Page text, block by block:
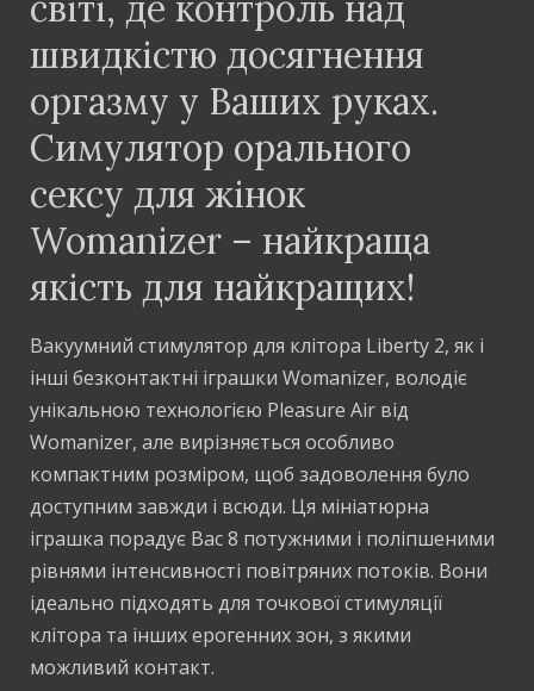
швидкістю досягнення
оргазму у Ваших руках.
Симулятор орального
сексу для жінок
Womanizer – найкраща
якість для найкращих!
Вакуумний стимулятор для клітора Liberty 2, як і
інші безконтактні іграшки Womanizer, володіє
унікальною технологією Pleasure Air від
Womanizer, але вирізняється особливо
компактним розміром, щоб задоволення було
доступним завжди і всюди. Ця мініатюрна
іграшка порадує Вас 8 потужними і поліпшеними
рівнями інтенсивності повітряних потоків. Вони
ідеально підходять для точкової стимуляції
клітора та інших ерогенних зон, з якими
можливий контакт.